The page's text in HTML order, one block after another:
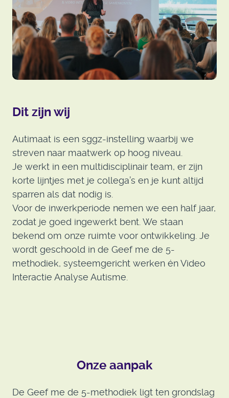
Dit zijn wij
Autimaat is een sggz-instelling waarbij we
streven naar maatwerk op hoog niveau.
Je werkt in een multidisciplinair team, er zijn
korte lijntjes met je collega’s en je kunt altijd
sparren als dat nodig is.
Voor de inwerkperiode nemen we een half jaar,
zodat je goed ingewerkt bent. We staan
bekend om onze ruimte voor ontwikkeling. Je
wordt geschoold in de Geef me de 5-
methodiek, systeemgericht werken én Video
Interactie Analyse Autisme.
Onze aanpak
De Geef me de 5-methodiek ligt ten grondslag